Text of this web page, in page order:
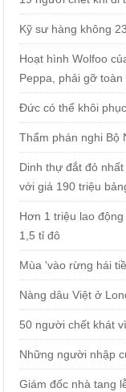
Kỹ sư hàng không
Hoạt hình Wolfoo
Peppa, phải gỡ toàn
Đức có thể khôi
Thẩm phán nghi Bộ
Dinh thự đắt đỏ
với giá 190 triệu
Hơn 1 triệu lao
1,5 tỉ đô
Mùa 'vào rừng hái
Nàng dâu Việt ở
50 người chết khát
Những người nhập
Giám đốc nhà tang